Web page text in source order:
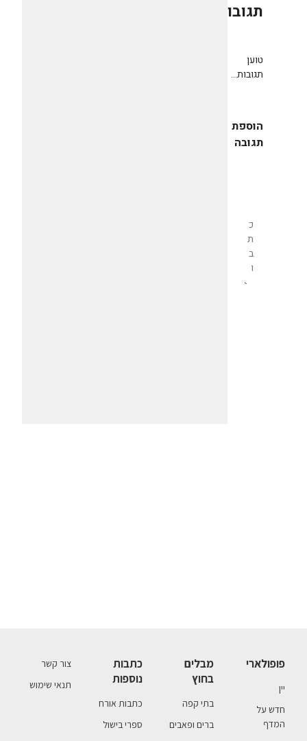
תגובות
טוען
תגובות...
הוספת
תגובה
פופולארי
יין
חדש על
המדף
מבלים
בחוץ
בתי קפה
ברים ופאבים
כתבות
נוספות
כתבות אורח
ספרי בישול
צור קשר
תנאי שימוש